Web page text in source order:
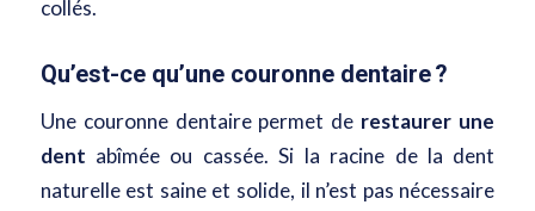
collés.
Qu’est-ce qu’une couronne dentaire ?
Une couronne dentaire permet de restaurer une
dent abîmée ou cassée. Si la racine de la dent
naturelle est saine et solide, il n’est pas nécessaire